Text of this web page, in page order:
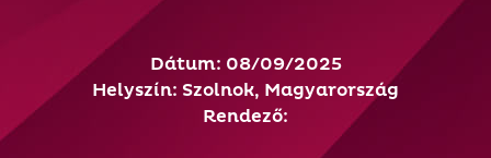
Dátum: 08/09/2025
Helyszín: Szolnok, Magyarország
Rendező: